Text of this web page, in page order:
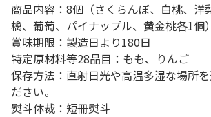
商品内容：8個（さくらんぼ、白桃、洋
檎、葡萄、パイナップル、黄金桃各1個）
賞味期限：製造日より180日
特定原材料等28品目：もも、りんご
保存方法：直射日光や高温多湿な場所
ださい。
熨斗体裁：短冊熨斗